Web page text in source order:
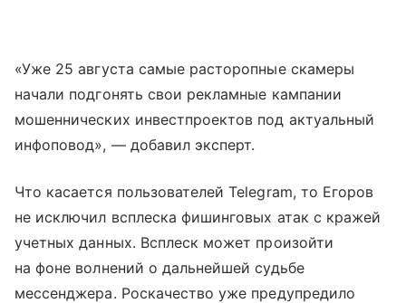
«Уже 25 августа самые расторопные скамеры
начали подгонять свои рекламные кампании
мошеннических инвестпроектов под актуальный
инфоповод», — добавил эксперт.
Что касается пользователей Telegram, то Егоров
не исключил всплеска фишинговых атак с кражей
учетных данных. Всплеск может произойти
на фоне волнений о дальнейшей судьбе
мессенджера. Роскачество уже предупредило